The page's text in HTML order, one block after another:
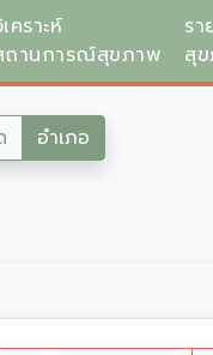
คราะห์
ถานการณ์สุขภาพ
ร
สุ
อำเภอ